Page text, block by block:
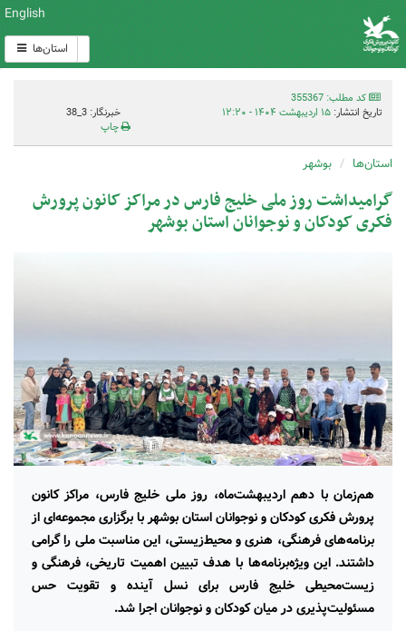
English
استان‌ها
کد مطلب: 355367
تاریخ انتشار: ۱۵ اردیبهشت ۱۴۰۴ - ۱۲:۲۰
خبرنگار: 3_38
چاپ
استان‌ها بوشهر
گرامیداشت روز ملی خلیج فارس در مراکز کانون پرورش
فکری کودکان و نوجوانان استان بوشهر
هم‌زمان با دهم اردیبهشت‌ماه، روز ملی خلیج فارس، مراکز کانون
پرورش فکری کودکان و نوجوانان استان بوشهر با برگزاری مجموعه‌ای از
برنامه‌های فرهنگی، هنری و محیط‌زیستی، این مناسبت ملی را گرامی
داشتند. این ویژه‌برنامه‌ها با هدف تبیین اهمیت تاریخی، فرهنگی و
زیست‌محیطی خلیج فارس برای نسل آینده و تقویت حس
مسئولیت‌پذیری در میان کودکان و نوجوانان اجرا شد.